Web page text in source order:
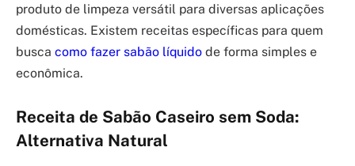
produto de limpeza versátil para diversas aplicações
domésticas. Existem receitas específicas para quem
busca como fazer sabão líquido de forma simples e
econômica.
Receita de Sabão Caseiro sem Soda:
Alternativa Natural